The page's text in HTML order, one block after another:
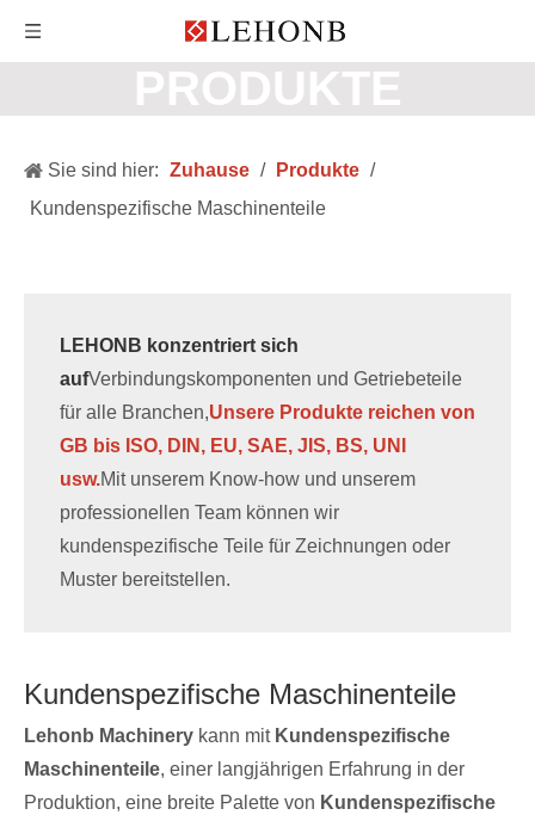
PRODUKTE
Sie sind hier: Zuhause / Produkte /
Kundenspezifische Maschinenteile
LEHONB konzentriert sich
aufVerbindungskomponenten und Getriebeteile
für alle Branchen,Unsere Produkte reichen von
GB bis ISO, DIN, EU, SAE, JIS, BS, UNI
usw.Mit unserem Know-how und unserem
professionellen Team können wir
kundenspezifische Teile für Zeichnungen oder
Muster bereitstellen.
Kundenspezifische Maschinenteile
Lehonb Machinery kann mit Kundenspezifische
Maschinenteile, einer langjährigen Erfahrung in der
Produktion, eine breite Palette von Kundenspezifische